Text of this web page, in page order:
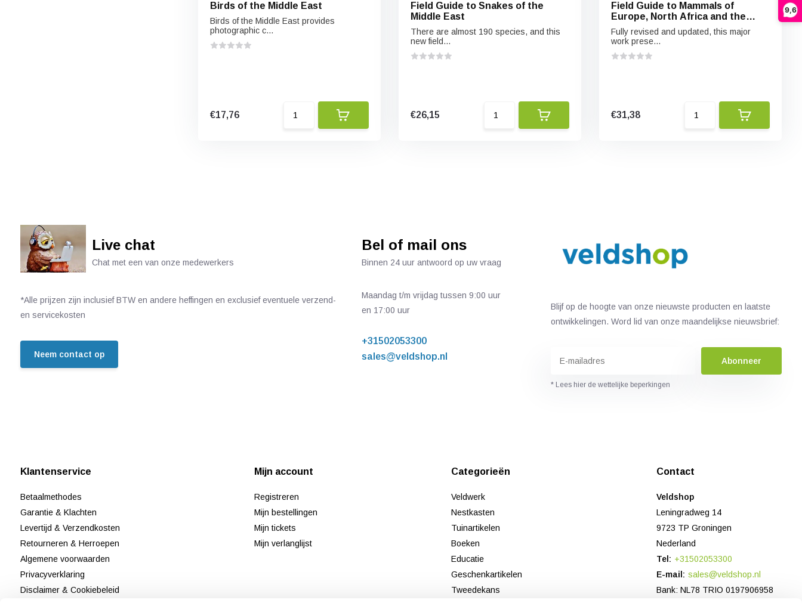
9,6
Birds of the Middle East
Birds of the Middle East provides
photographic c...
€17,76
Field Guide to Snakes of the
Middle East
There are almost 190 species, and this
new field...
€26,15
Field Guide to Mammals of
Europe, North Africa and the
Middle East
Fully revised and updated, this major
work prese...
€31,38
Live chat
Chat met een van onze medewerkers
*Alle prijzen zijn inclusief BTW en andere heffingen en exclusief eventuele verzend-
en servicekosten
Neem contact op
Bel of mail ons
Binnen 24 uur antwoord op uw vraag
Maandag t/m vrijdag tussen 9:00 uur
en 17:00 uur
+31502053300
sales@veldshop.nl
Blijf op de hoogte van onze nieuwste producten en laatste
ontwikkelingen. Word lid van onze maandelijkse nieuwsbrief:
Abonneer
* Lees hier de wettelijke beperkingen
Klantenservice
Betaalmethodes
Garantie & Klachten
Levertijd & Verzendkosten
Retourneren & Herroepen
Algemene voorwaarden
Privacyverklaring
Disclaimer & Cookiebeleid
Mijn account
Registreren
Mijn bestellingen
Mijn tickets
Mijn verlanglijst
Categorieën
Veldwerk
Nestkasten
Tuinartikelen
Boeken
Educatie
Geschenkartikelen
Tweedekans
Contact
Veldshop
Leningradweg 14
9723 TP Groningen
Nederland
Tel: +31502053300
E-mail: sales@veldshop.nl
Bank: NL78 TRIO 0197906958